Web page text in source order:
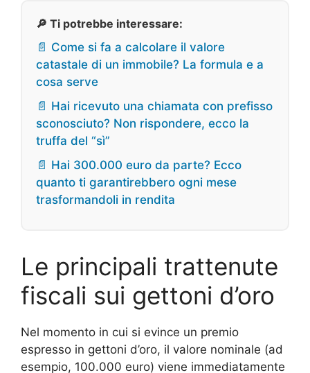
🔎 Ti potrebbe interessare:
📄 Come si fa a calcolare il valore
catastale di un immobile? La formula e a
cosa serve
📄 Hai ricevuto una chiamata con prefisso
sconosciuto? Non rispondere, ecco la
truffa del “sì”
📄 Hai 300.000 euro da parte? Ecco
quanto ti garantirebbero ogni mese
trasformandoli in rendita
Le principali trattenute
fiscali sui gettoni d’oro
Nel momento in cui si evince un premio
espresso in gettoni d’oro, il valore nominale (ad
esempio, 100.000 euro) viene immediatamente